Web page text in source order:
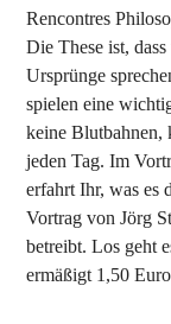
Rencontres
Die These ist,
Ursprünge
spielen eine
keine Blutbahnen,
jeden Tag. Im
erfahrt Ihr, was es
Vortrag von Jörg
betreibt. Los geht
ermäßigt 1,50